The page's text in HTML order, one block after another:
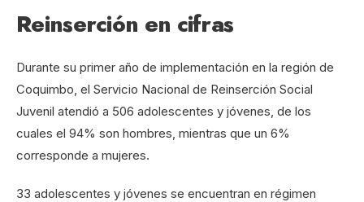
Reinserción en cifras
Durante su primer año de implementación en la región de
Coquimbo, el Servicio Nacional de Reinserción Social
Juvenil atendió a 506 adolescentes y jóvenes, de los
cuales el 94% son hombres, mientras que un 6%
corresponde a mujeres.
33 adolescentes y jóvenes se encuentran en régimen